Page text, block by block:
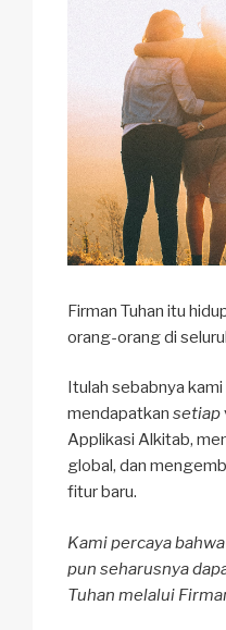
Firman Tuhan itu
orang-orang di
Itulah sebabnya
mendapatkan setiap
Applikasi Alkitab,
global, dan
fitur baru.
Kami percaya
pun seharusnya
Tuhan melalui